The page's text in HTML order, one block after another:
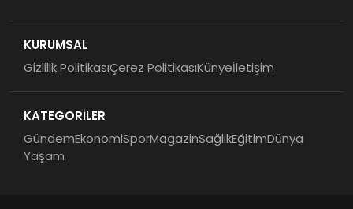
KURUMSAL
Gizlilik PolitikasıÇerez PolitikasıKünyeİletişim
KATEGORİLER
GündemEkonomiSporMagazinSağlıkEğitimDünya
Yaşam